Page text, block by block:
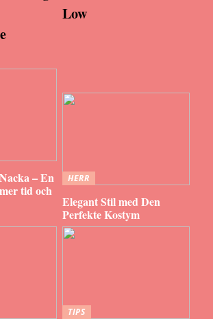
Low
– En
tid och
HERR
Elegant Stil med Den
Perfekte Kostym
TIPS